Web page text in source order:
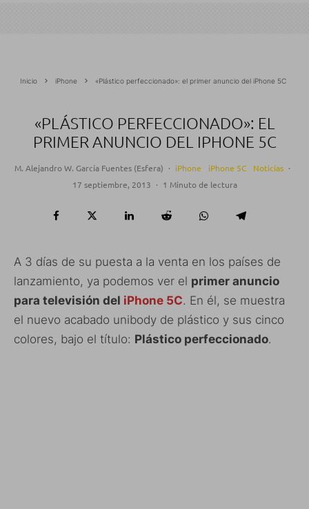
Inicio iPhone «Plástico perfeccionado»: el primer anuncio del iPhone 5C
«PLÁSTICO PERFECCIONADO»: EL
PRIMER ANUNCIO DEL IPHONE 5C
M. Alejandro W. García Fuentes (Esfera) · iPhone iPhone 5C Noticias ·
17 septiembre, 2013 · 1 Minuto de lectura
A 3 días de su puesta a la venta en los países de
lanzamiento, ya podemos ver el primer anuncio
para televisión del iPhone 5C. En él, se muestra
el nuevo acabado unibody de plástico y sus cinco
colores, bajo el título: Plástico perfeccionado.